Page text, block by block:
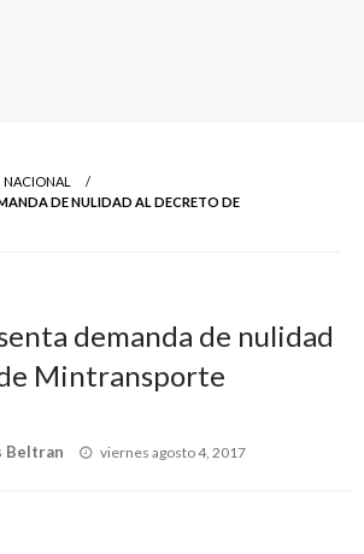
NACIONAL
DE NULIDAD AL DECRETO DE
demanda de nulidad
Mintransporte
Beltran
Publicado
viernes agosto 4, 2017